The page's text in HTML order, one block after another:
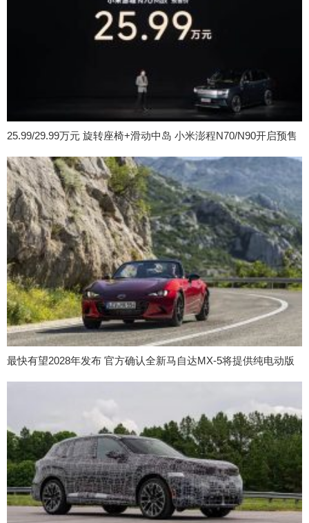
25.99/29.99万元 旋转座椅+滑动中岛 小米澎程N70/N90开启预售
最快有望2028年发布 官方确认全新马自达MX-5将提供纯电动版